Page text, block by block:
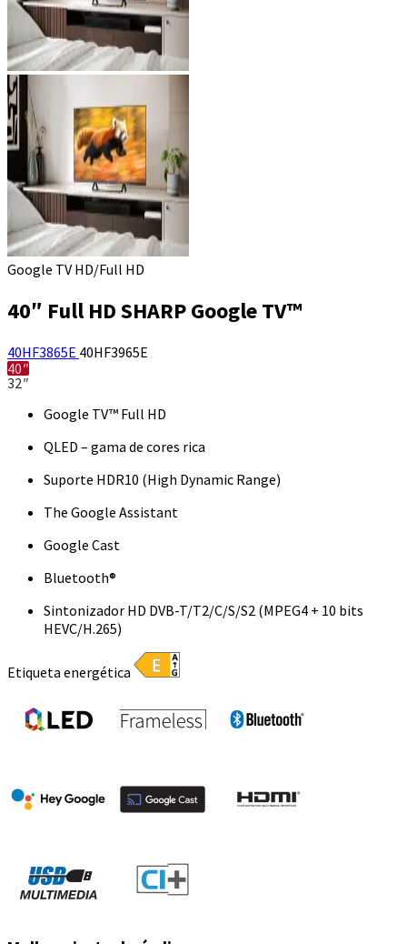
Google TV HD/Full HD
40″ Full HD SHARP Google TV™
40HF3865E 40HF3965E
40″
32″
Google TV™ Full HD
QLED – gama de cores rica
Suporte HDR10 (High Dynamic Range)
The Google Assistant
Google Cast
Bluetooth®
Sintonizador HD DVB-T/T2/C/S/S2 (MPEG4 + 10 bits
HEVC/H.265)
Etiqueta energética